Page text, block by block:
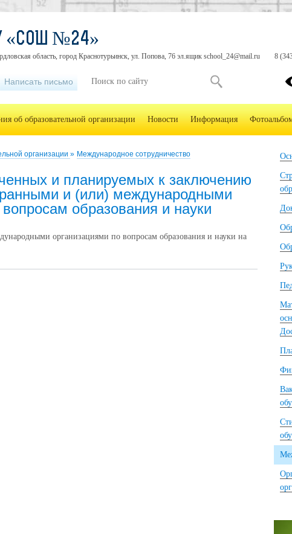
организации » Международное сотрудничество
и планируемых к заключению
и (или) международными
образования и науки
организациями по вопросам образования и науки на
«СОШ №24»
область, город Краснотурьинск, ул. Попова, 76 эл.ящик school_24@mail.ru 8
Написать письмо
об образовательной организации Новости Информация